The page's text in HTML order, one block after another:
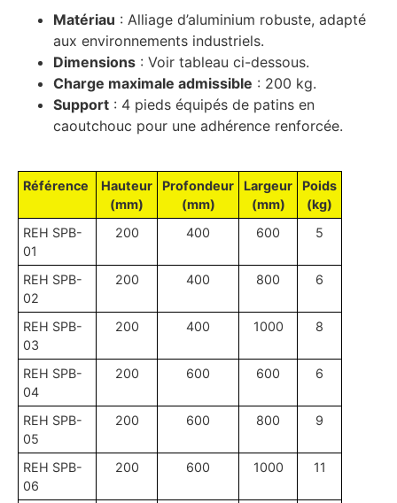
Matériau : Alliage d’aluminium robuste, adapté
aux environnements industriels.
Dimensions : Voir tableau ci-dessous.
Charge maximale admissible : 200 kg.
Support : 4 pieds équipés de patins en
caoutchouc pour une adhérence renforcée.
Référence
Hauteur
(mm)
Profondeur
(mm)
Largeur
(mm)
Poids
(kg)
REH SPB-
01
200 400 600 5
REH SPB-
02
200 400 800 6
REH SPB-
03
200 400 1000 8
REH SPB-
04
200 600 600 6
REH SPB-
05
200 600 800 9
REH SPB-
06
200 600 1000 11